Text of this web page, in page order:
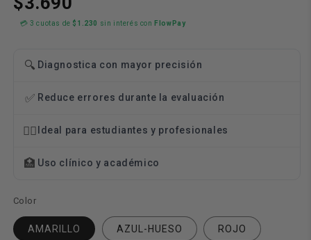
💳 3 cuotas de $1.230 sin interés con FlowPay
🔍 Diagnostica con mayor precisión
✅ Reduce errores durante la evaluación
👨‍⚕️ Ideal para estudiantes y profesionales
🏥 Uso clínico y académico
Color
AMARILLO AZUL-HUESO ROJO